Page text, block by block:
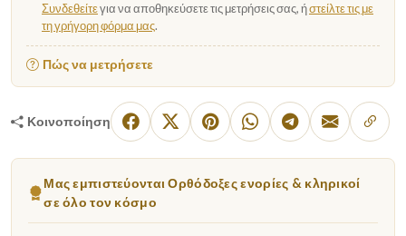
Συνδεθείτεγια να αποθηκεύσετε τις μετρήσεις σας, ήστείλτε τις με
τη γρήγορη φόρμα μας.
Πώς να μετρήσετε
Κοινοποίηση
Μας εμπιστεύονται Ορθόδοξες ενορίες & κληρικοί
σε όλο τον κόσμο